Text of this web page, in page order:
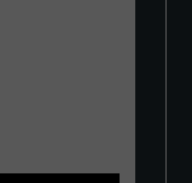
et en fibre
ce
à utiliser. Il
et refermer la
en cas